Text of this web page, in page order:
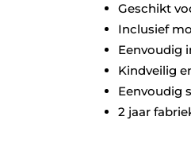
Geschikt
Inclusief
Eenvoudig
Kindveilig
Eenvoudig
2 jaar